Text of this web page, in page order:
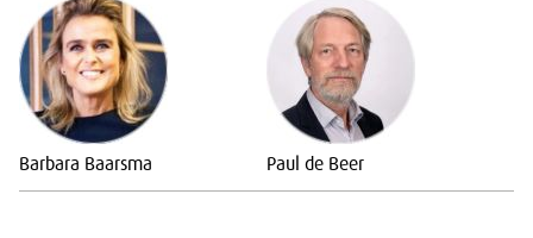
Barbara Baarsma Paul de Beer